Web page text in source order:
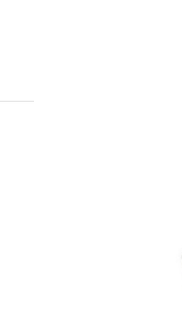
Reseptilääkkeiden
-
tunnistautua. Apteekki